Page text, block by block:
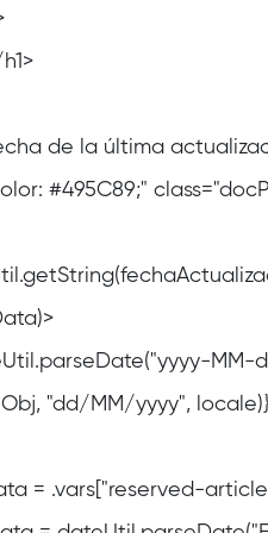
de la última
#495C89;"
MM-
"dd/MM/yyyy",
= .vars["reserved-